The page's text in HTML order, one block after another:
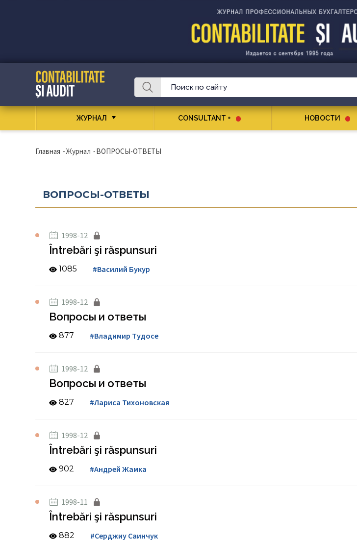
ЖУРНАЛ CONSULTANT + НОВОСТИ
Главная -Журнал -ВОПРОСЫ-ОТВЕТЫ
ВОПРОСЫ-ОТВЕТЫ
1998-12
Întrebări şi răspunsuri
1085 #Василий Букур
1998-12
Вопросы и ответы
877 #Владимир Тудосе
1998-12
Вопросы и ответы
827 #Лариса Тихоновская
1998-12
Întrebări şi răspunsuri
902 #Андрей Жамка
1998-11
Întrebări şi răspunsuri
882 #Серджиу Саинчук